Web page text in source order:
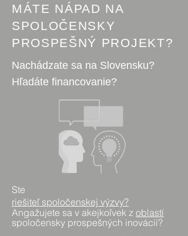
MÁTE NÁPAD NA
SPOLOČENSKY
PROSPEŠNÝ PROJEKT?
Nachádzate sa na Slovensku?
Hľadáte financovanie?
Ste
riešiteľ spoločenskej výzvy?
Angažujete sa v akejkoľvek z oblastí
spoločensky prospešných inovácií?